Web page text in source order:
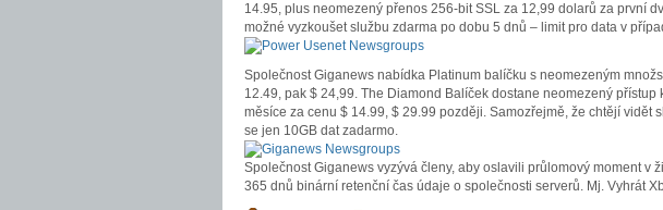
14.95, plus neomezený přenos 256-bit SSL za 12,99 dolarů za první
možné vyzkoušet službu zdarma po dobu 5 dnů – limit pro data v
Společnost Giganews nabídka Platinum balíčku s neomezeným
12.49, pak $ 24,99. The Diamond Balíček dostane neomezený
měsíce za cenu $ 14.99, $ 29.99 později. Samozřejmě, že chtějí vidět
se jen 10GB dat zadarmo.
Společnost Giganews vyzývá členy, aby oslavili průlomový moment v
365 dnů binární retenční čas údaje o společnosti serverů. Mj. Vyhrát